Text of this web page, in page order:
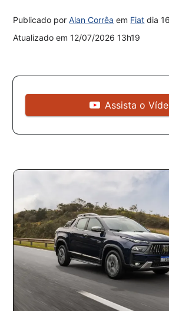
Publicado porAlan Corrêa em Fiat dia
Atualizado em12/07/2026 13h19
Assista o